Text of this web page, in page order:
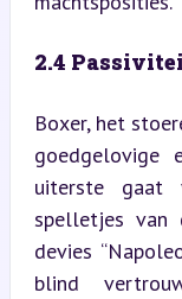
2.4
Boxer, het
uiterste gaat
spelletjes van
devies
blind